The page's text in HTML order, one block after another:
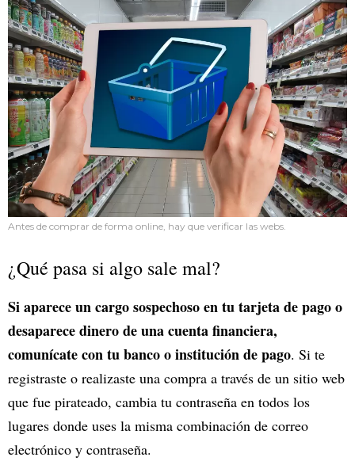
Antes de comprar de forma online, hay que verificar las webs.
¿Qué pasa si algo sale mal?
Si aparece un cargo sospechoso en tu tarjeta de pago o
desaparece dinero de una cuenta financiera,
comunícate con tu banco o institución de pago. Si te
registraste o realizaste una compra a través de un sitio web
que fue pirateado, cambia tu contraseña en todos los
lugares donde uses la misma combinación de correo
electrónico y contraseña.